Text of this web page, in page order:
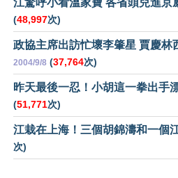
江驚呼小看溫家寶 各省頭兒進京
(48,997次)
政協主席出訪忙壞李肇星 賈慶林
2004/9/8 (37,764次)
昨天最後一忍！小胡這一拳出手
(51,771次)
江栽在上海！三個胡錦濤和一個
次)